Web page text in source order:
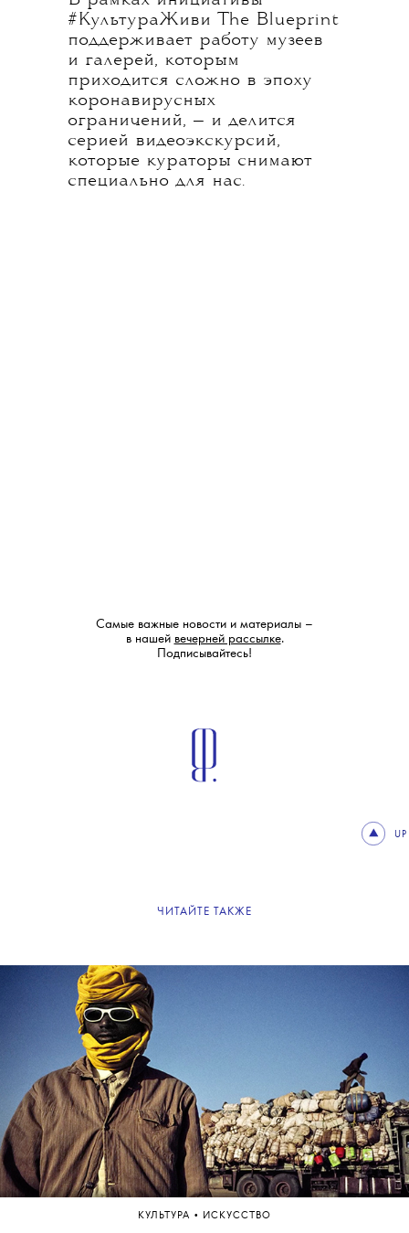
#КультураЖиви The Blueprint
поддерживает работу музеев
и галерей, которым
приходится сложно в эпоху
коронавирусных
ограничений, — и делится
серией видеоэкскурсий,
которые кураторы снимают
специально для нас.
Самые важные новости и материалы –
в нашей вечерней рассылке.
Подписывайтесь!
UP
ЧИТАЙТЕ ТАКЖЕ
КУЛЬТУРА • ИСКУССТВО